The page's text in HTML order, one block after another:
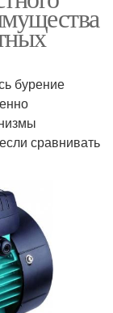
бурение
сравнивать